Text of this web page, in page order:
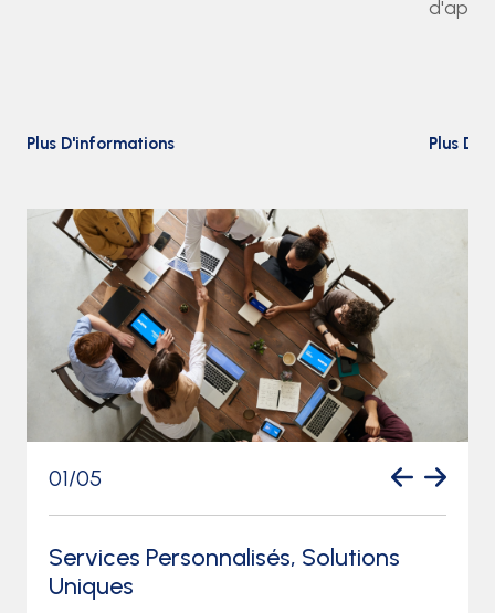
Plus D'informations Plus
01/05
Services Personnalisés, Solutions
Uniques